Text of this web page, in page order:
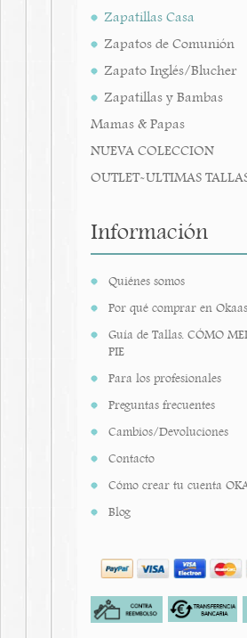
Zapatillas Casa
Zapatos de Comunión
Zapato Inglés/Blucher
Zapatillas y Bambas
Mamas & Papas
NUEVA COLECCION
OUTLET-ULTIMAS
Información
Quiénes somos
Por qué comprar en
Guía de Tallas. CÓMO
PIE
Para los profesionales
Preguntas frecuentes
Cambios/Devoluciones
Contacto
Cómo crear tu cuenta
Blog